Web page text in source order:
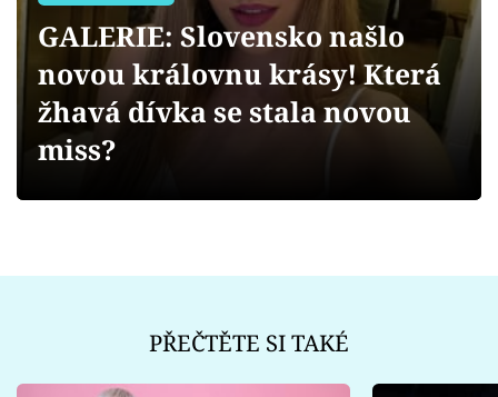
Sledujte prima+
GALERIE: Slovensko našlo
novou královnu krásy! Která
žhavá dívka se stala novou
miss?
PŘEČTĚTE SI TAKÉ